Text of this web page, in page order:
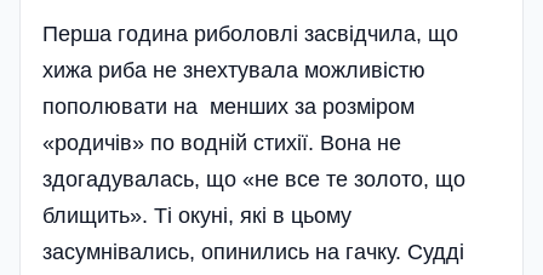
Перша година риболовлі засві­дчила, що
хижа риба не знехтувала можливістю
пополювати на менших за розміром
«родичів» по водній стихії. Вона не
здогадувалась, що «не все те золото, що
блищить». Ті окуні, які в цьому
засумнівались, опинились на гачку. Судді